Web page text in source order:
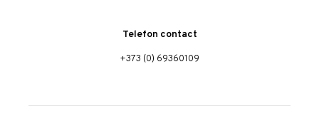
Telefon contact
+373 (0) 69360109